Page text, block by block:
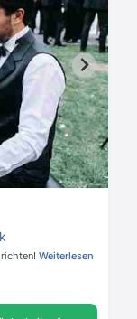
Weiterlesen